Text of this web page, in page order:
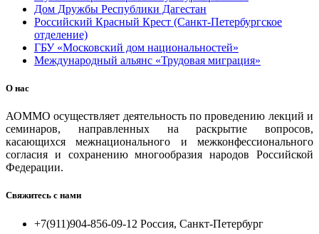
Дом Дружбы Республики Дагестан
Российский Красный Крест (Санкт-Петербургское
отделение)
ГБУ «Московский дом национальностей»
Международный альянс «Трудовая миграция»
О нас
АОММО осуществляет деятельность по проведению лекций и
семинаров, направленных на раскрытие вопросов,
касающихся межнационального и межконфессионального
согласия и сохранению многообразия народов Российской
Федерации.
Свяжитесь с нами
+7(911)904-856-09-12 Россия, Санкт-Петербург